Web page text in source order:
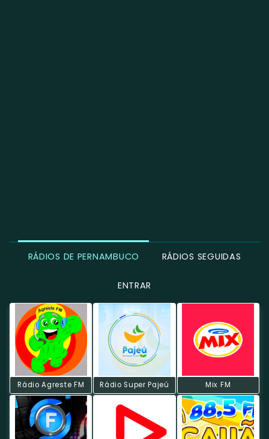
RÁDIOS DE PERNAMBUCO RÁDIOS SEGUIDAS
ENTRAR
Rádio Agreste FM Rádio Super Pajeú Mix FM